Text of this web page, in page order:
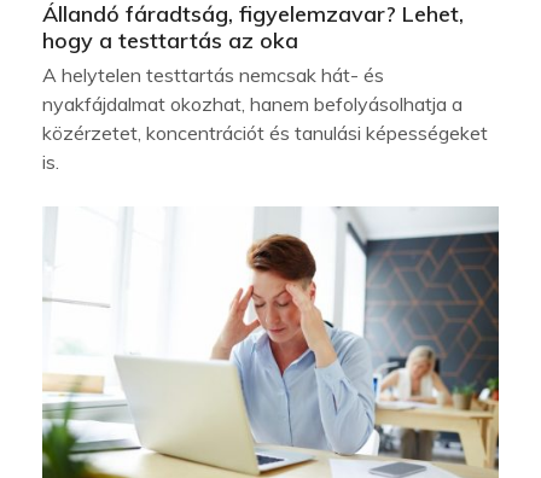
Állandó fáradtság, figyelemzavar? Lehet,
hogy a testtartás az oka
A helytelen testtartás nemcsak hát- és
nyakfájdalmat okozhat, hanem befolyásolhatja a
közérzetet, koncentrációt és tanulási képességeket
is.